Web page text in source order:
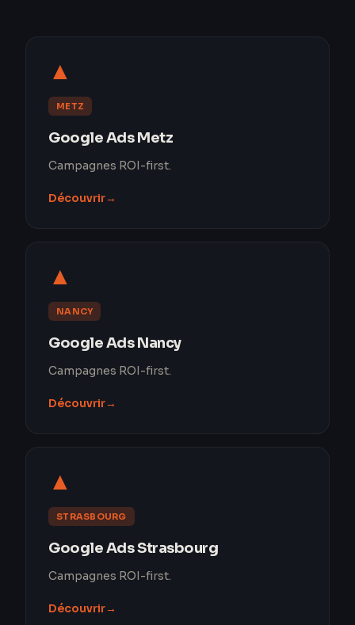
▲
METZ
Google Ads Metz
Campagnes ROI-first.
Découvrir→
▲
NANCY
Google Ads Nancy
Campagnes ROI-first.
Découvrir→
▲
STRASBOURG
Google Ads Strasbourg
Campagnes ROI-first.
Découvrir→